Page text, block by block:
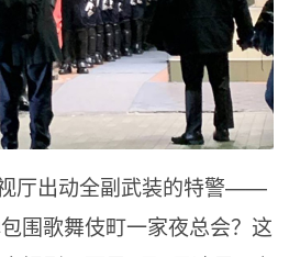
厅出动全副武装的特警——
围歌舞伎町一家夜总会？这